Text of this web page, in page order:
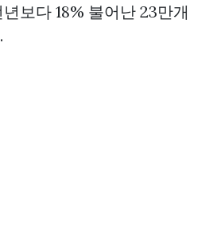
보다 18% 불어난 23만개